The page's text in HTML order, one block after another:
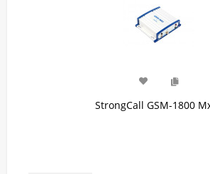
StrongCall GSM-1800